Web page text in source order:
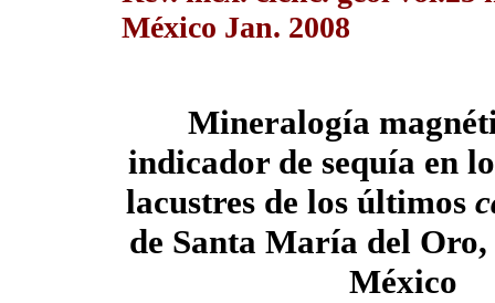
México Jan. 2008
Mineralogía
indicador de sequía en
lacustres de los últimos
de Santa María del Oro,
México